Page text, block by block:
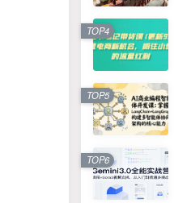
9 在家就能做的项
10 2025年百家号AI图文掘
抖音情感文案项目
TOP4
TOP5
TOP6